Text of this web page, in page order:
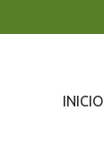
INICIO